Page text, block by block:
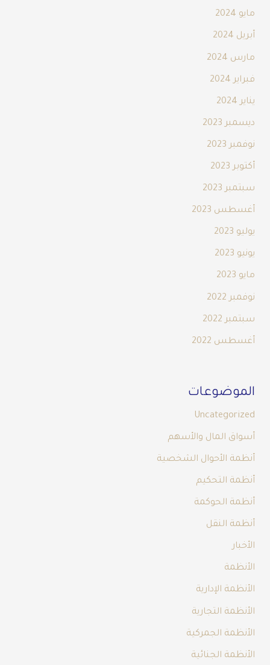
مايو 2024
أبريل 2024
مارس 2024
فبراير 2024
يناير 2024
ديسمبر 2023
نوفمبر 2023
أكتوبر 2023
سبتمبر 2023
أغسطس 2023
يوليو 2023
يونيو 2023
مايو 2023
نوفمبر 2022
سبتمبر 2022
أغسطس 2022
الموضوعات
Uncategorized
أسواق المال والأسهم
أنظمة الأحوال الشخصية
أنظمة التحكيم
أنظمة الحوكمة
أنظمة النقل
الأخبار
الأنظمة
الأنظمة الإدارية
الأنظمة التجارية
الأنظمة الجمركية
الأنظمة الجنائية